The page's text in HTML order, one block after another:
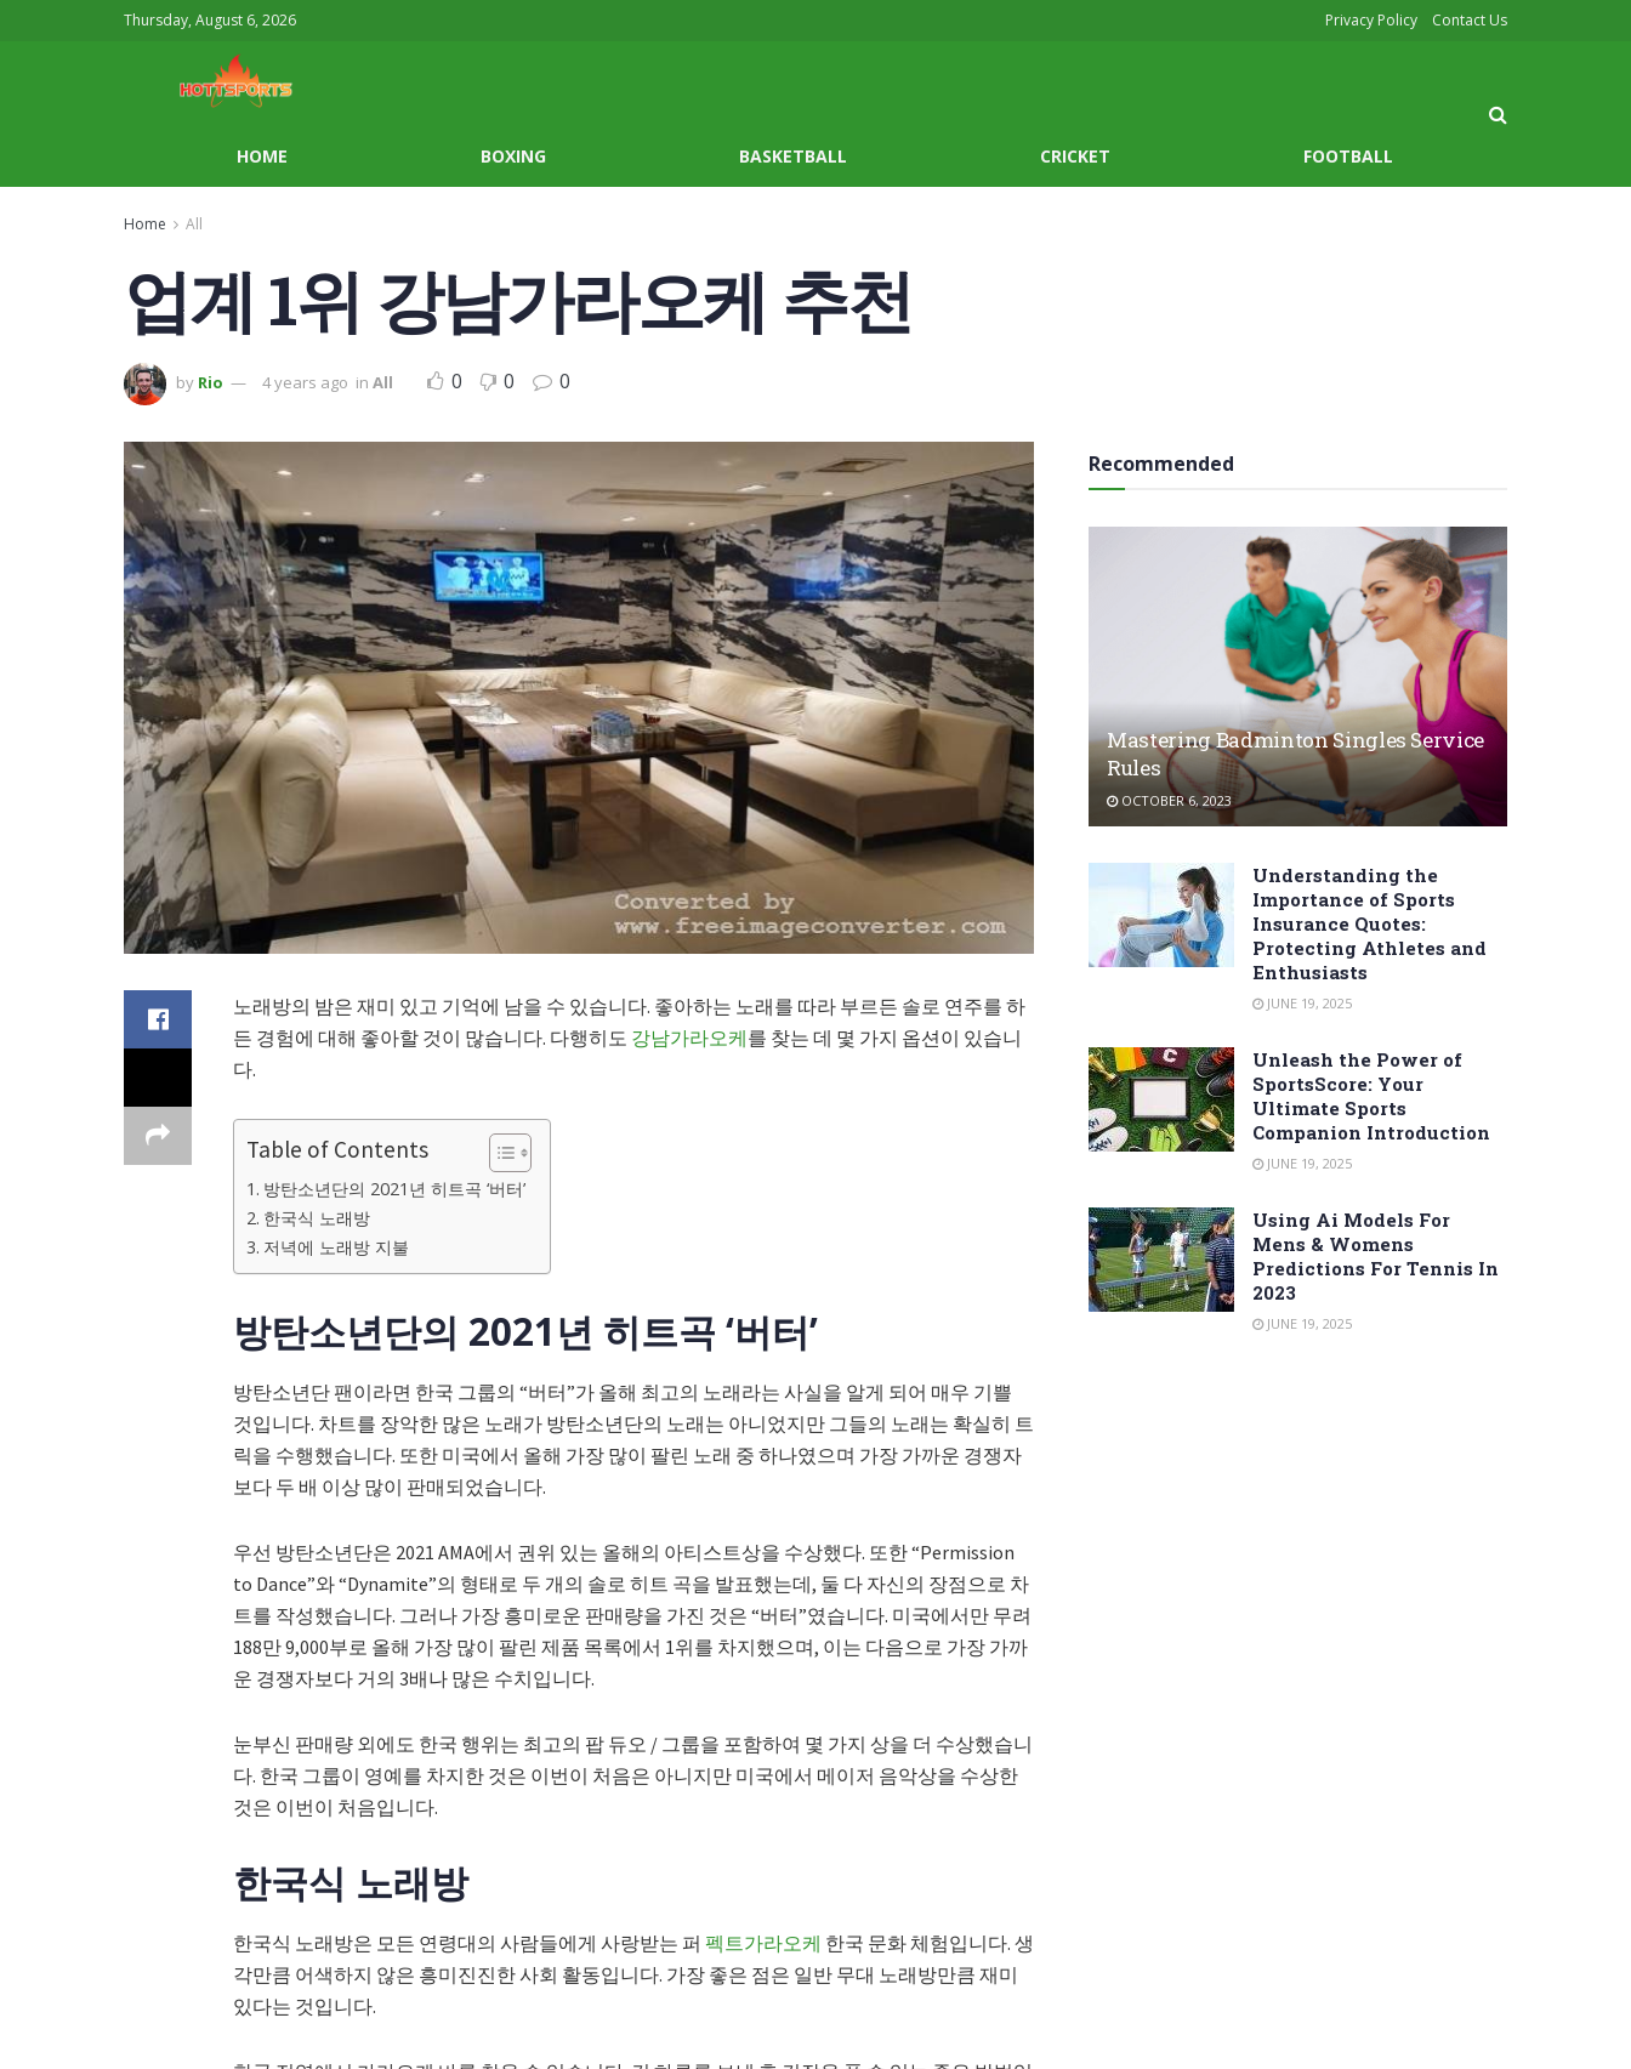
Thursday, August 6, 2026 Privacy Policy Contact Us
HOME BOXING BASKETBALL CRICKET FOOTBALL
Home All
업계 1위 강남가라오케 추천
by Rio 4 years ago in All 0 0 0
노래방의 밤은 재미 있고 기억에 남을 수 있습니다. 좋아하는 노래를 따라 부르든 솔로 연주를 하
든 경험에 대해 좋아할 것이 많습니다. 다행히도 강남가라오케를 찾는 데 몇 가지 옵션이 있습니
다.
Table of Contents
방탄소년단의 2021년 히트곡 ‘버터’
한국식 노래방
저녁에 노래방 지불
방탄소년단의 2021년 히트곡 ‘버터’
방탄소년단 팬이라면 한국 그룹의 “버터”가 올해 최고의 노래라는 사실을 알게 되어 매우 기쁠
것입니다. 차트를 장악한 많은 노래가 방탄소년단의 노래는 아니었지만 그들의 노래는 확실히 트
릭을 수행했습니다. 또한 미국에서 올해 가장 많이 팔린 노래 중 하나였으며 가장 가까운 경쟁자
보다 두 배 이상 많이 판매되었습니다.
우선 방탄소년단은 2021 AMA에서 권위 있는 올해의 아티스트상을 수상했다. 또한 “Permission
to Dance”와 “Dynamite”의 형태로 두 개의 솔로 히트 곡을 발표했는데, 둘 다 자신의 장점으로 차
트를 작성했습니다. 그러나 가장 흥미로운 판매량을 가진 것은 “버터”였습니다. 미국에서만 무려
188만 9,000부로 올해 가장 많이 팔린 제품 목록에서 1위를 차지했으며, 이는 다음으로 가장 가까
운 경쟁자보다 거의 3배나 많은 수치입니다.
눈부신 판매량 외에도 한국 행위는 최고의 팝 듀오 / 그룹을 포함하여 몇 가지 상을 더 수상했습니
다. 한국 그룹이 영예를 차지한 것은 이번이 처음은 아니지만 미국에서 메이저 음악상을 수상한
것은 이번이 처음입니다.
한국식 노래방
한국식 노래방은 모든 연령대의 사람들에게 사랑받는 퍼 펙트가라오케 한국 문화 체험입니다. 생
각만큼 어색하지 않은 흥미진진한 사회 활동입니다. 가장 좋은 점은 일반 무대 노래방만큼 재미
있다는 것입니다.
Recommended
Mastering Badminton Singles Service
Rules
OCTOBER 6, 2023
Understanding the
Importance of Sports
Insurance Quotes:
Protecting Athletes and
Enthusiasts
JUNE 19, 2025
Unleash the Power of
SportsScore: Your
Ultimate Sports
Companion Introduction
JUNE 19, 2025
Using Ai Models For
Mens & Womens
Predictions For Tennis In
2023
JUNE 19, 2025